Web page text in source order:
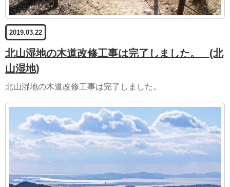
2019.03.22
北山湿地の木道改修工事は完了しました。 (北
山湿地)
北山湿地の木道改修工事は完了しました。